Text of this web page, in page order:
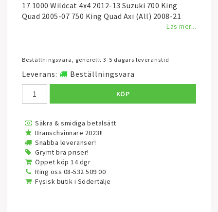
17 1000 Wildcat 4x4 2012-13 Suzuki 700 King
Quad 2005-07 750 King Quad Axi (All) 2008-21
Läs mer...
Beställningsvara, generellt 3-5 dagars leveranstid
Leverans: Beställningsvara
KÖP
Säkra & smidiga betalsätt
Branschvinnare 2023!!
Snabba leveranser!
Grymt bra priser!
Öppet köp 14 dgr
Ring oss 08-532 509 00
Fysisk butik i Södertälje